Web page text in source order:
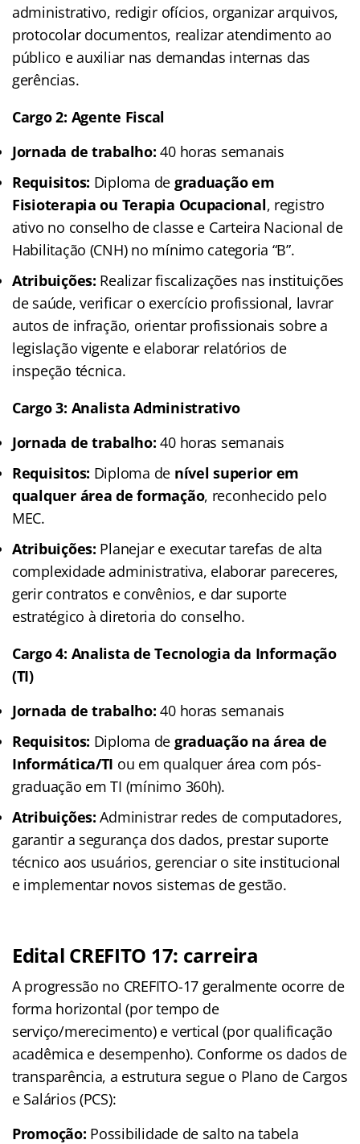
administrativo, redigir ofícios, organizar arquivos,
protocolar documentos, realizar atendimento ao
público e auxiliar nas demandas internas das
gerências.
Cargo 2: Agente Fiscal
Jornada de trabalho: 40 horas semanais
Requisitos: Diploma de graduação em
Fisioterapia ou Terapia Ocupacional, registro
ativo no conselho de classe e Carteira Nacional de
Habilitação (CNH) no mínimo categoria “B”.
Atribuições: Realizar fiscalizações nas instituições
de saúde, verificar o exercício profissional, lavrar
autos de infração, orientar profissionais sobre a
legislação vigente e elaborar relatórios de
inspeção técnica.
Cargo 3: Analista Administrativo
Jornada de trabalho: 40 horas semanais
Requisitos: Diploma de nível superior em
qualquer área de formação, reconhecido pelo
MEC.
Atribuições: Planejar e executar tarefas de alta
complexidade administrativa, elaborar pareceres,
gerir contratos e convênios, e dar suporte
estratégico à diretoria do conselho.
Cargo 4: Analista de Tecnologia da Informação
(TI)
Jornada de trabalho: 40 horas semanais
Requisitos: Diploma de graduação na área de
Informática/TI ou em qualquer área com pós-
graduação em TI (mínimo 360h).
Atribuições: Administrar redes de computadores,
garantir a segurança dos dados, prestar suporte
técnico aos usuários, gerenciar o site institucional
e implementar novos sistemas de gestão.
Edital CREFITO 17: carreira
A progressão no CREFITO-17 geralmente ocorre de
forma horizontal (por tempo de
serviço/merecimento) e vertical (por qualificação
acadêmica e desempenho). Conforme os dados de
transparência, a estrutura segue o Plano de Cargos
e Salários (PCS):
Promoção: Possibilidade de salto na tabela